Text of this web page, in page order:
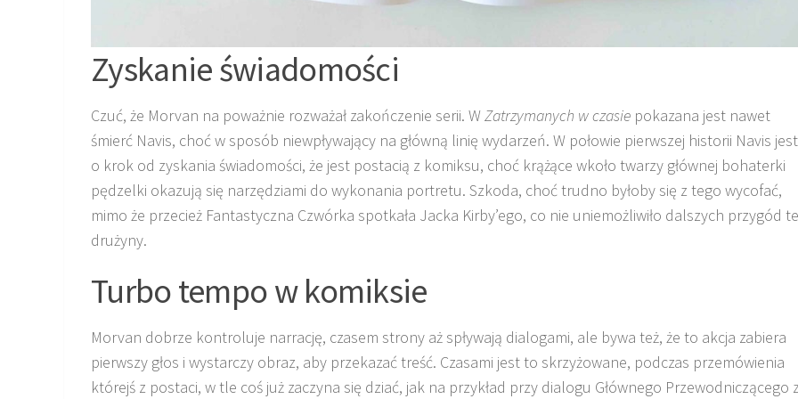
Zyskanie świadomości
Czuć, że Morvan na poważnie rozważał zakończenie serii. WZatrzymanych w czasie pokazana jest nawet
śmierć Navis, choć w sposób niewpływający na główną linię wydarzeń. W połowie pierwszej historii Navis jest
o krok od zyskania świadomości, że jest postacią z komiksu, choć krążące wkoło twarzy głównej bohaterki
pędzelki okazują się narzędziami do wykonania portretu. Szkoda, choć trudno byłoby się z tego wycofać,
mimo że przecież Fantastyczna Czwórka spotkała Jacka Kirby’ego, co nie uniemożliwiło dalszych przygód
drużyny.
Turbo tempo w komiksie
Morvan dobrze kontroluje narrację, czasem strony aż spływają dialogami, ale bywa też, że to akcja zabiera
pierwszy głos i wystarczy obraz, aby przekazać treść. Czasami jest to skrzyżowane, podczas przemówienia
którejś z postaci, w tle coś już zaczyna się dziać, jak na przykład przy dialogu Głównego Przewodniczącego